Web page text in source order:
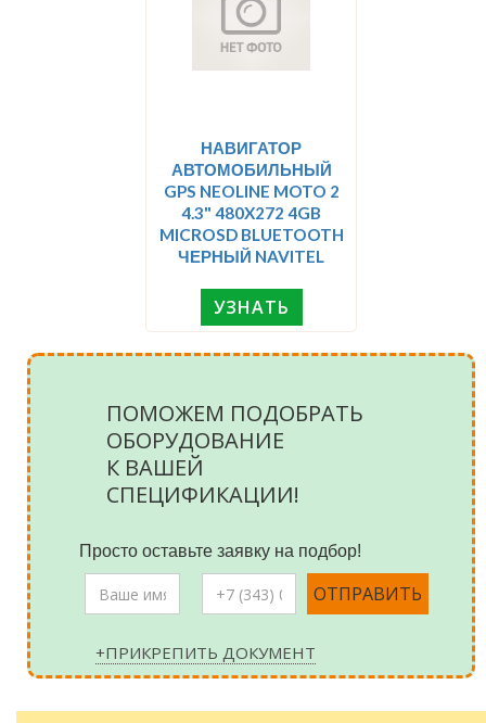
НАВИГАТОР
АВТОМОБИЛЬНЫЙ
GPS NEOLINE MOTO 2
4.3" 480X272 4GB
MICROSD BLUETOOTH
ЧЕРНЫЙ NAVITEL
УЗНАТЬ
ПОМОЖЕМ ПОДОБРАТЬ
ОБОРУДОВАНИЕ
К ВАШЕЙ
СПЕЦИФИКАЦИИ!
Просто оставьте заявку на подбор!
+ПРИКРЕПИТЬ ДОКУМЕНТ